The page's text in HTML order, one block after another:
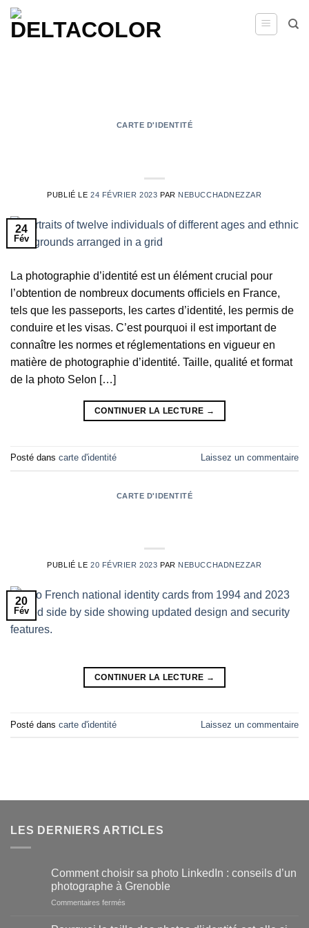
Passer
CARTE D'IDENTITÉ
PUBLIÉ LE 24 FÉVRIER 2023 PAR NEBUCCHADNEZZAR
24
Fév
La photographie d’identité est un élément crucial pour
l’obtention de nombreux documents officiels en France,
tels que les passeports, les cartes d’identité, les permis de
conduire et les visas. C’est pourquoi il est important de
connaître les normes et réglementations en vigueur en
matière de photographie d’identité. Taille, qualité et format
de la photo Selon […]
CONTINUER LA LECTURE →
Posté dans carte d'identité Laissez un commentaire
CARTE D'IDENTITÉ
PUBLIÉ LE 20 FÉVRIER 2023 PAR NEBUCCHADNEZZAR
20
Fév
CONTINUER LA LECTURE →
Posté dans carte d'identité Laissez un commentaire
LES DERNIERS ARTICLES
Comment choisir sa photo LinkedIn : conseils d’un
photographe à Grenoble
Commentaires fermés
choisir